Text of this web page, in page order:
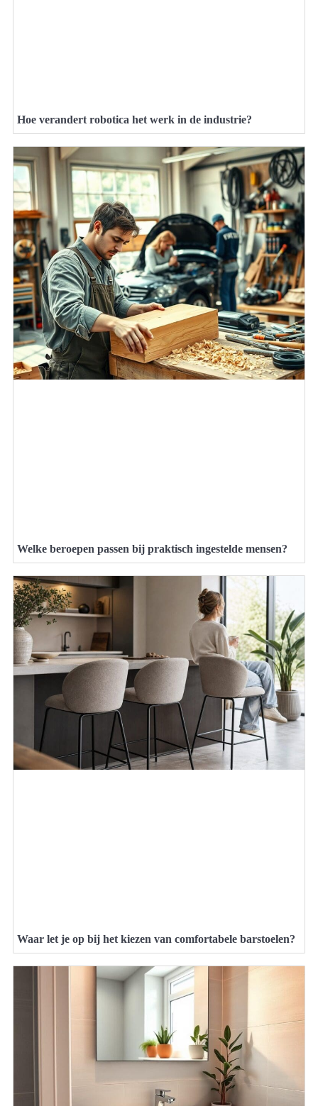
Hoe verandert robotica het werk in de industrie?
Welke beroepen passen bij praktisch ingestelde mensen?
Waar let je op bij het kiezen van comfortabele barstoelen?